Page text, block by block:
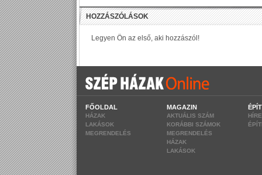
FŐOLDAL
HÁZAK
LAKÁSOK
MEGRENDELÉS
MAGAZIN
AKTUÁLIS SZÁM
KORÁBBI SZÁMOK
MEGRENDELÉS
HÁZAK
LAKÁSOK